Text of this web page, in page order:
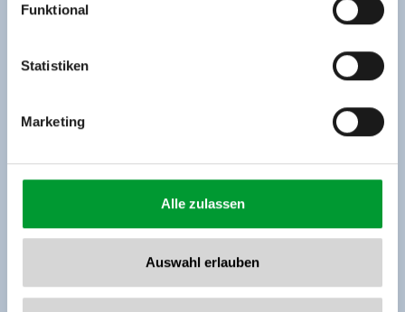
Rohr 23// A-6280 Zell am Ziller
www.zillertalarena.com
Funktional
Statistiken
Marketing
Alle zulassen
Auswahl erlauben